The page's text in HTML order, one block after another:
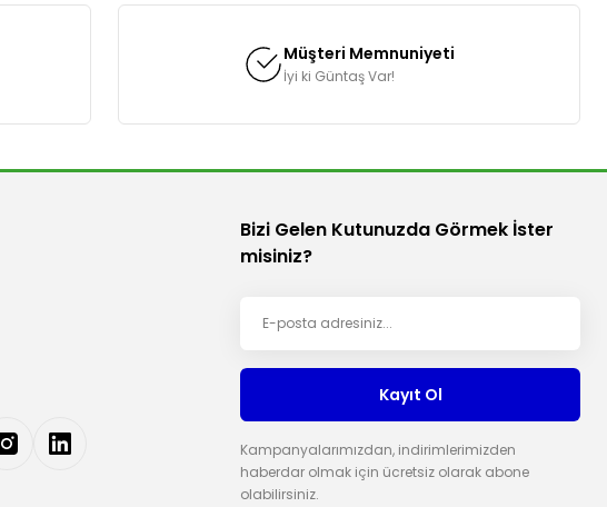
Müşteri Memnuniyeti
İyi ki Güntaş Var!
Bizi Gelen Kutunuzda Görmek İster
misiniz?
Kayıt Ol
Kampanyalarımızdan, indirimlerimizden
haberdar olmak için ücretsiz olarak abone
olabilirsiniz.